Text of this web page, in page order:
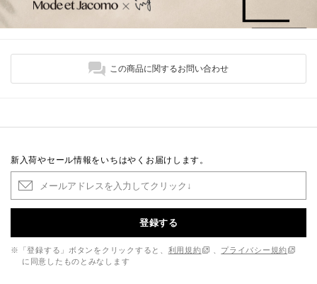
この商品に関するお問い合わせ
新入荷やセール情報をいちはやくお届けします。
登録する
※「登録する」ボタンをクリックすると、 利用規約
プライバシー規約
に同意したものとみなします